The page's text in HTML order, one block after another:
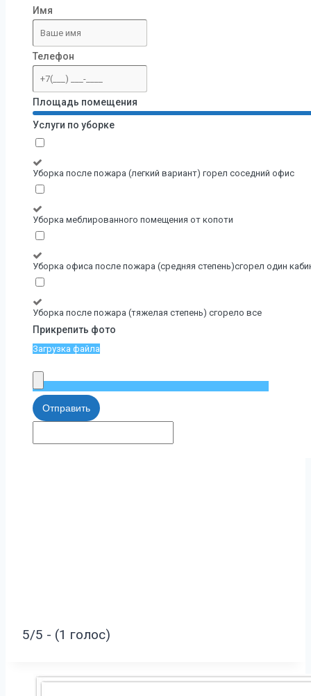
Имя
Телефон
Площадь помещения
Услуги по уборке
Уборка после пожара (легкий вариант) горел соседний офис
Уборка меблированного помещения от копоти
Уборка офиса после пожара (средняя степень)сгорел один
Уборка после пожара (тяжелая степень) сгорело все
Прикрепить фото
Загрузка файла
Отправить
5/5 - (1 голос)